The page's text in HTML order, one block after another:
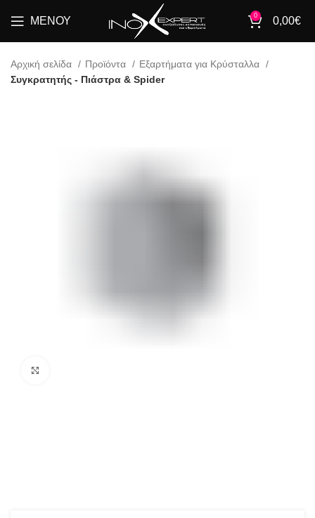
ΜΕΝΟΎ 0 0,00€
Αρχική σελίδα Προϊόντα
Εξαρτήματα για Κρύσταλλα
Συγκρατητής - Πιάστρα & Spider